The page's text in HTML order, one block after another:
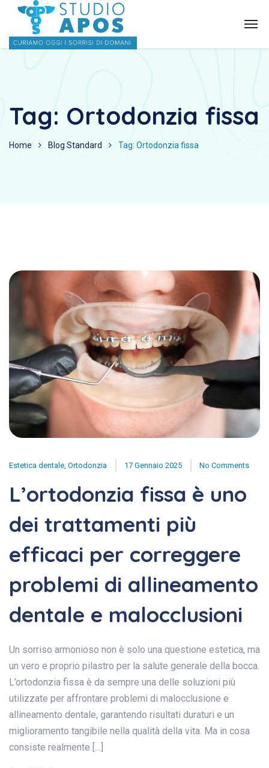
Tag: Ortodonzia fissa
Home Blog Standard Tag: Ortodonzia fissa
Estetica dentale Ortodonzia 17 Gennaio 2025 No Comments
L’ortodonzia fissa è uno
dei trattamenti più
efficaci per correggere
problemi di allineamento
dentale e malocclusioni
Un sorriso armonioso non è solo una questione estetica, ma
un vero e proprio pilastro per la salute generale della bocca.
L’ortodonzia fissa è da sempre una delle soluzioni più
utilizzate per affrontare problemi di malocclusione e
allineamento dentale, garantendo risultati duraturi e un
miglioramento tangibile nella qualità della vita. Ma in cosa
consiste realmente […]